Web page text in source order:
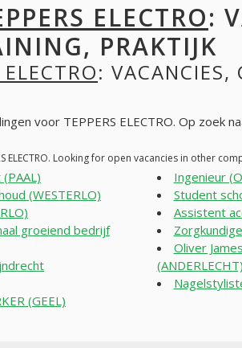
ELECTRO:
PRAKTIJK
: VACANCIES,
voor TEPPERS ELECTRO. Op zoek
ELECTRO. Looking for open vacancies in other
(WESTERLO)
groeiend bedrijf
(GEEL)
Ingenieur
Student
Assistent
Oliver
(ANDERLECHT)